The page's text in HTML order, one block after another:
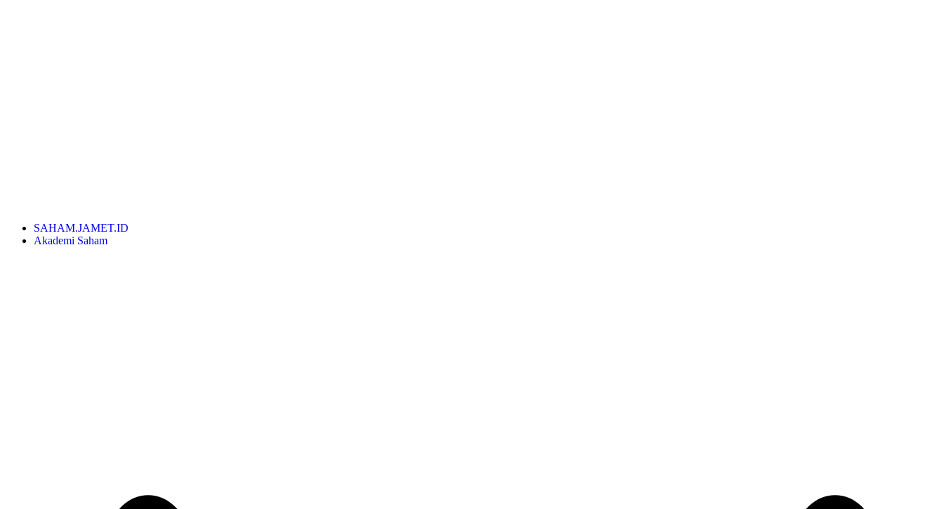
SAHAM.JAMET.ID
Akademi Saham